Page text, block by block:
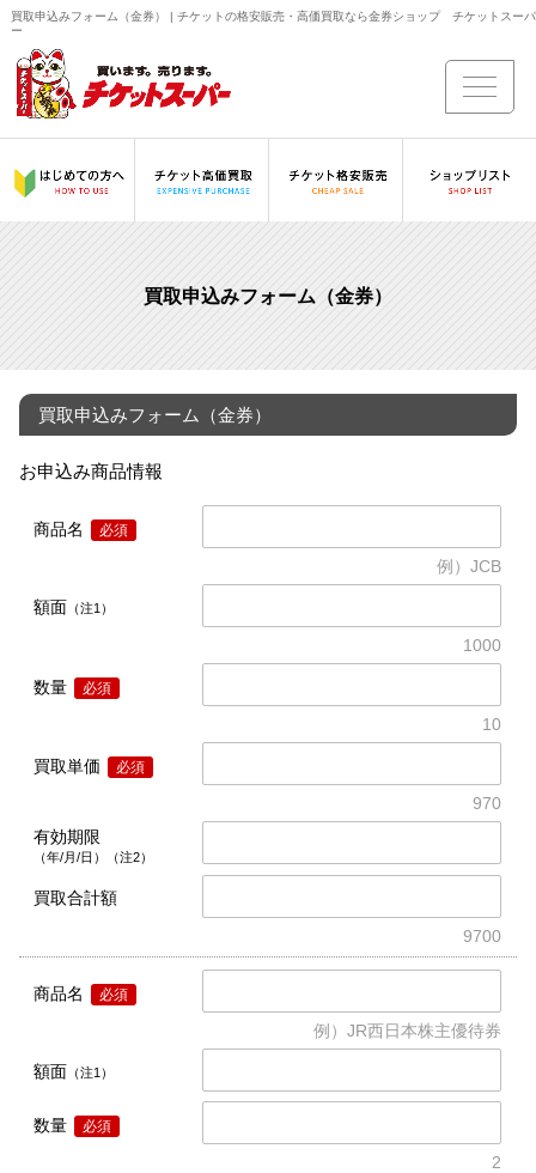
買取申込みフォーム（金券） | チケットの格安販売・高価買取なら金券ショップ チケットスーパ
ー
買取申込みフォーム（金券）
買取申込みフォーム（金券）
お申込み商品情報
商品名 必須
例）JCB
額面 （注1）
1000
数量 必須
10
買取単価 必須
970
有効期限
（年/月/日）（注2）
買取合計額
9700
商品名 必須
例）JR西日本株主優待券
額面 （注1）
数量 必須
2